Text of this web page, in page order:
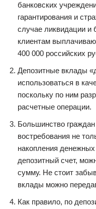
банковских
гарантирования и
случае ликвидации и
клиентам
400 000 российских
Депозитные вклады
использоваться в
поскольку по ним
расчетные операции.
Большинство
востребования не
накопления
депозитный счет,
сумму. Не стоит
вклады можно
Как правило, по